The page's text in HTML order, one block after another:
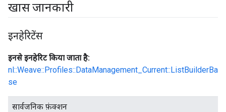
खास जानकारी
इनहेरिटेंस
इनसे इनहेरिट किया जाता है:
nl::Weave::Profiles::DataManagement_Current::ListBuilderBa
se
सार्वजनिक फ़ंक्शन